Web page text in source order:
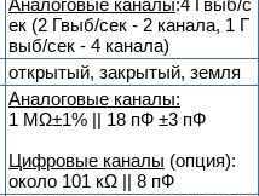
Аналоговые каналы:4 Гвыб/с
ек (2 Гвыб/сек - 2 канала, 1 Г
выб/сек - 4 канала)
открытый, закрытый, земля
Аналоговые каналы:
1 MΩ±1% || 18 пФ ±3 пФ
Цифровые каналы (опция):
около 101 кΩ || 8 пФ